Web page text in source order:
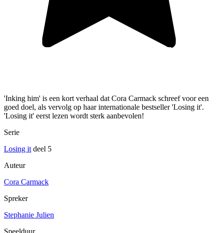
'Inking him' is een kort verhaal dat Cora Carmack schreef voor een
goed doel, als vervolg op haar internationale bestseller 'Losing it'.
'Losing it' eerst lezen wordt sterk aanbevolen!
Serie
Losing it deel 5
Auteur
Cora Carmack
Spreker
Stephanie Julien
Speelduur